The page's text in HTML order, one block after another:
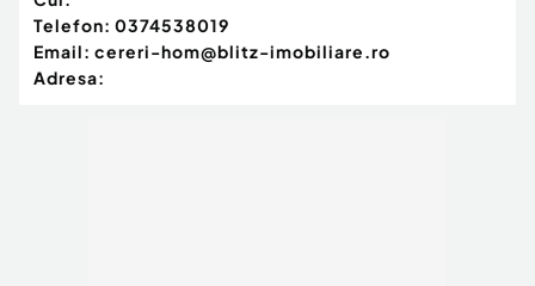
Telefon: 0374538019
Email: cereri-hom@blitz-imobiliare.ro
Adresa: